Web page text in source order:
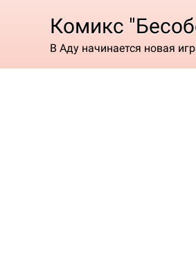
Комикс
В Аду начинается новая